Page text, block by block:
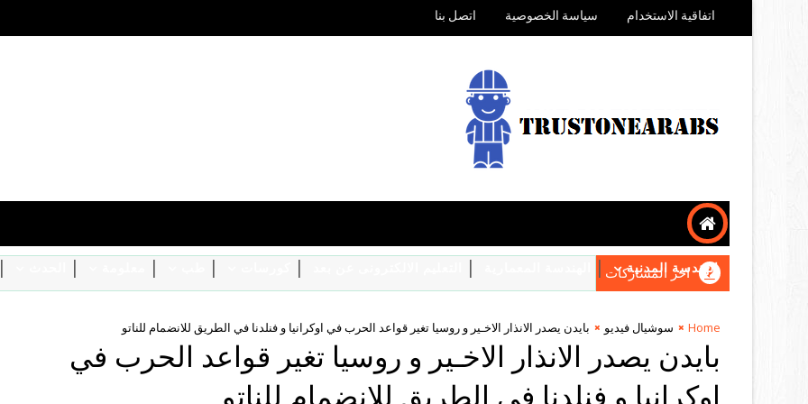
اتفاقية الاستخدام سياسة الخصوصية اتصل بنا
الهندسة المدنية
اخر المشاركات
Home سوشيال فيديو بايدن يصدر الانذار الاخـير و روسيا تغير قواعد الحرب في اوكرانيا و فنلدنا في الطريق للانضمام للناتو
بايدن يصدر الانذار الاخـير و روسيا تغير قواعد الحرب في